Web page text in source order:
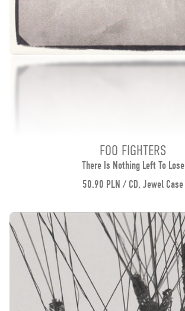
FOO FIGHTERS
There Is Nothing Left To Lose
50.90 PLN / CD, Jewel Case